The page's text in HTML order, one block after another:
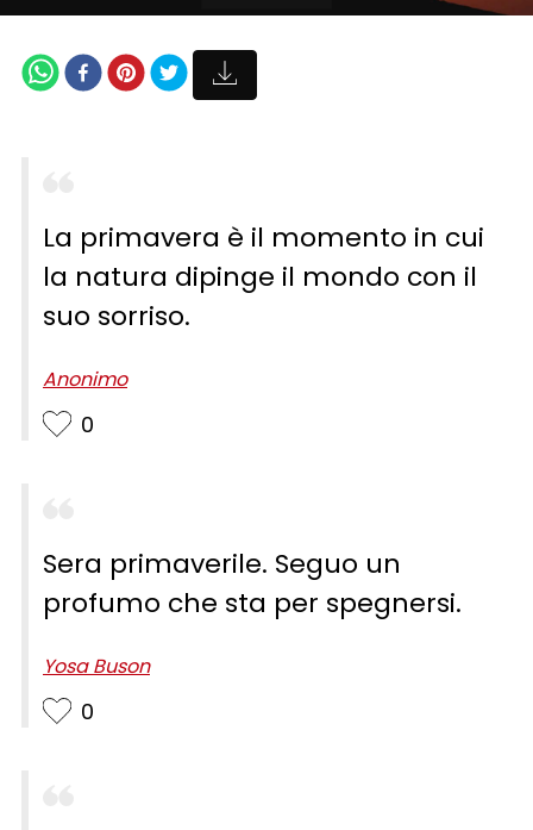
La primavera è il momento in cui
la natura dipinge il mondo con il
suo sorriso.
Anonimo
0
Sera primaverile. Seguo un
profumo che sta per spegnersi.
Yosa Buson
0